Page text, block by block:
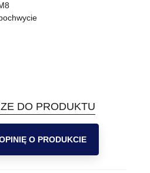
DO PRODUKTU
O PRODUKCIE